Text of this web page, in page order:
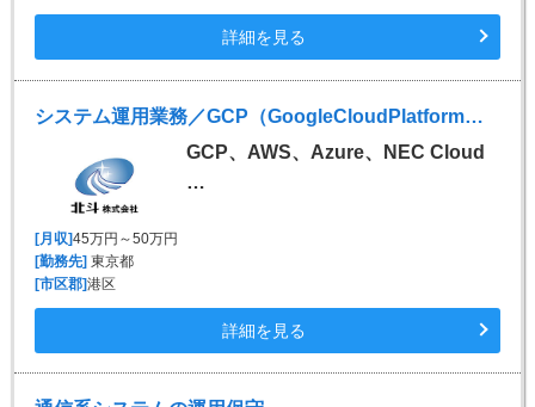
詳細を見る
システム運用業務／GCP（GoogleCloudPlatform）・AWS・AZURE・NECCloudLass
GCP、AWS、Azure、NEC Cloud
…
[月収]45万円～50万円
[勤務先]東京都
[市区郡]港区
詳細を見る